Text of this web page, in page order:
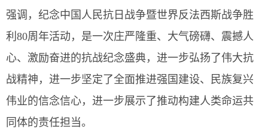
强调，纪念中国人民抗日战争暨世界反法西斯战争胜
利80周年活动，是一次庄严隆重、大气磅礴、震撼人
心、激励奋进的抗战纪念盛典，进一步弘扬了伟大抗
战精神，进一步坚定了全面推进强国建设、民族复兴
伟业的信念信心，进一步展示了推动构建人类命运共
同体的责任担当。